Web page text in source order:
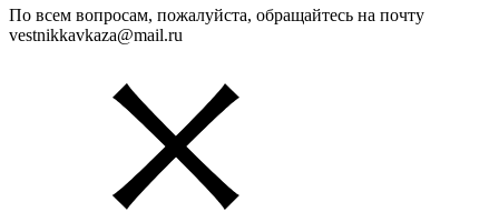
По всем вопросам, пожалуйста, обращайтесь на почту
vestnikkavkaza@mail.ru